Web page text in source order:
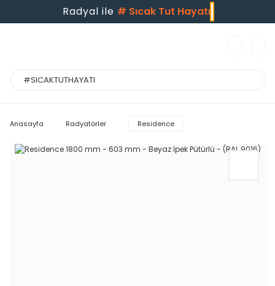
Radyal ile # Sıcak Tut Hayatı
Anasayfa Radyatörler Residence